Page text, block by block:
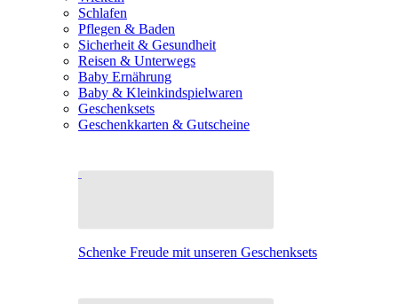
Schlafen
Pflegen & Baden
Sicherheit & Gesundheit
Reisen & Unterwegs
Baby Ernährung
Baby & Kleinkindspielwaren
Geschenksets
Geschenkkarten & Gutscheine
Schenke Freude mit unseren Geschenksets